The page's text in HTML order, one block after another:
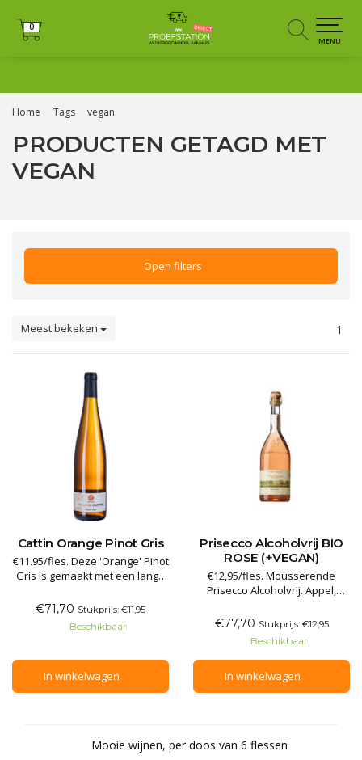
0
0
MENU
Home Tags vegan
PRODUCTEN GETAGD MET
VEGAN
Open filters
Meest bekeken 1
Cattin Orange Pinot Gris
€11.95/fles. Deze 'Orange' Pinot
Gris is gemaakt met een lange
sap oxideert samen met
schillen en pitten en neemt een
licht oranje kleur aan. In de
en smaak van gedroogde
sinaasappelschil herkenba
€71,70 Stukprijs: €11,95
Beschikbaar
In winkelwagen
Prisecco Alcoholvrij BIO
ROSE (+VEGAN)
€12,95/fles. Mousserende
Prisecco Alcoholvrij. Appel,
muntblad; het geheel is
afgerond met verfijnde vanille
en muskaatbloesem. De smaak
is frisfruitig endigend in een
kruidige afdronk. Als fris
aperitief, bij vruchtentaart en
€77,70 Stukprijs: €12,95
Beschikbaar
In winkelwagen
Mooie wijnen, per doos van 6 flessen